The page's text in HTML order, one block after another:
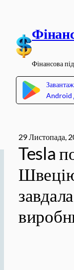
вмісту
Фінансова
Android
29 Листопада,
Tesla